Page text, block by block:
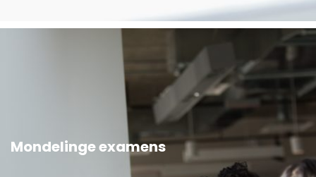
Mondelinge examens